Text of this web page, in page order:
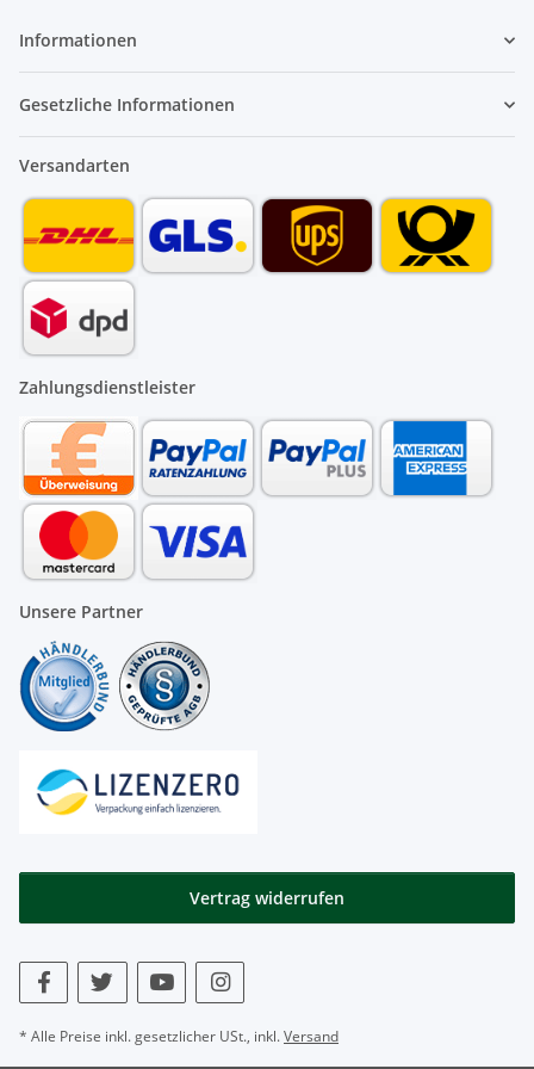
Informationen
Gesetzliche Informationen
Versandarten
Zahlungsdienstleister
Unsere Partner
Vertrag widerrufen
* Alle Preise inkl. gesetzlicher USt., inkl.Versand